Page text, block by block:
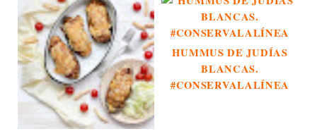
HUMMUS DE JUDÍAS
BLANCAS.
#CONSERVALALÍNEA